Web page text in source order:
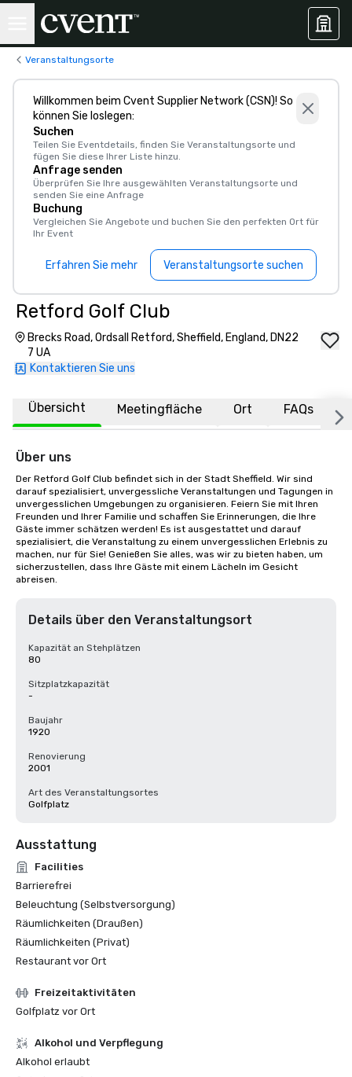
Veranstaltungsorte
Willkommen beim Cvent Supplier Network (CSN)! So
können Sie loslegen:
Suchen
Teilen Sie Eventdetails, finden Sie Veranstaltungsorte und
fügen Sie diese Ihrer Liste hinzu.
Anfrage senden
Überprüfen Sie Ihre ausgewählten Veranstaltungsorte und
senden Sie eine Anfrage
Buchung
Vergleichen Sie Angebote und buchen Sie den perfekten Ort für
Ihr Event
Erfahren Sie mehr Veranstaltungsorte suchen
Retford Golf Club
Brecks Road, Ordsall Retford, Sheffield, England, DN22
7 UA
Kontaktieren Sie uns
Übersicht Meetingfläche Ort FAQs
Über uns
Der Retford Golf Club befindet sich in der Stadt Sheffield. Wir sind
darauf spezialisiert, unvergessliche Veranstaltungen und Tagungen in
unvergesslichen Umgebungen zu organisieren. Feiern Sie mit Ihren
Freunden und Ihrer Familie und schaffen Sie Erinnerungen, die Ihre
Gäste immer schätzen werden! Es ist ausgestattet und darauf
spezialisiert, die Veranstaltung zu einem unvergesslichen Erlebnis zu
machen, nur für Sie! Genießen Sie alles, was wir zu bieten haben, um
sicherzustellen, dass Ihre Gäste mit einem Lächeln im Gesicht
abreisen.
Details über den Veranstaltungsort
Kapazität an Stehplätzen
80
Sitzplatzkapazität
-
Baujahr
1920
Renovierung
2001
Art des Veranstaltungsortes
Golfplatz
Ausstattung
Facilities
Barrierefrei
Beleuchtung (Selbstversorgung)
Räumlichkeiten (Draußen)
Räumlichkeiten (Privat)
Restaurant vor Ort
Freizeitaktivitäten
Golfplatz vor Ort
‪Alkohol‬ und Verpflegung
‪Alkohol‬ erlaubt